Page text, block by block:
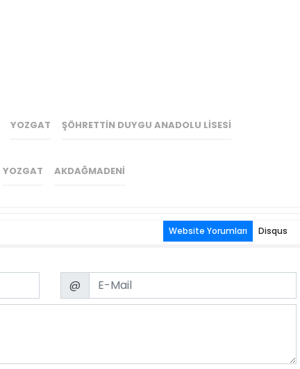
YOZGAT ŞÖHRETTIN DUYGU ANADOLU LISESI
YOZGAT AKDAĞMADENI
Website Yorumları Disqus
Email
@